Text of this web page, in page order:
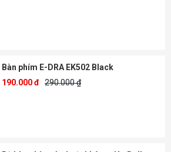
Bàn phím E-DRA EK502 Black
190.000 đ 290.000 ₫